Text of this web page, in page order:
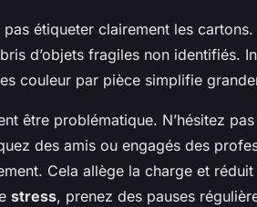
étiqueter clairement les
d’objets fragiles non identifiés.
couleur par pièce simplifie
être problématique. N’hésitez
des amis ou engagés des
Cela allège la charge et
stress, prenez des pauses